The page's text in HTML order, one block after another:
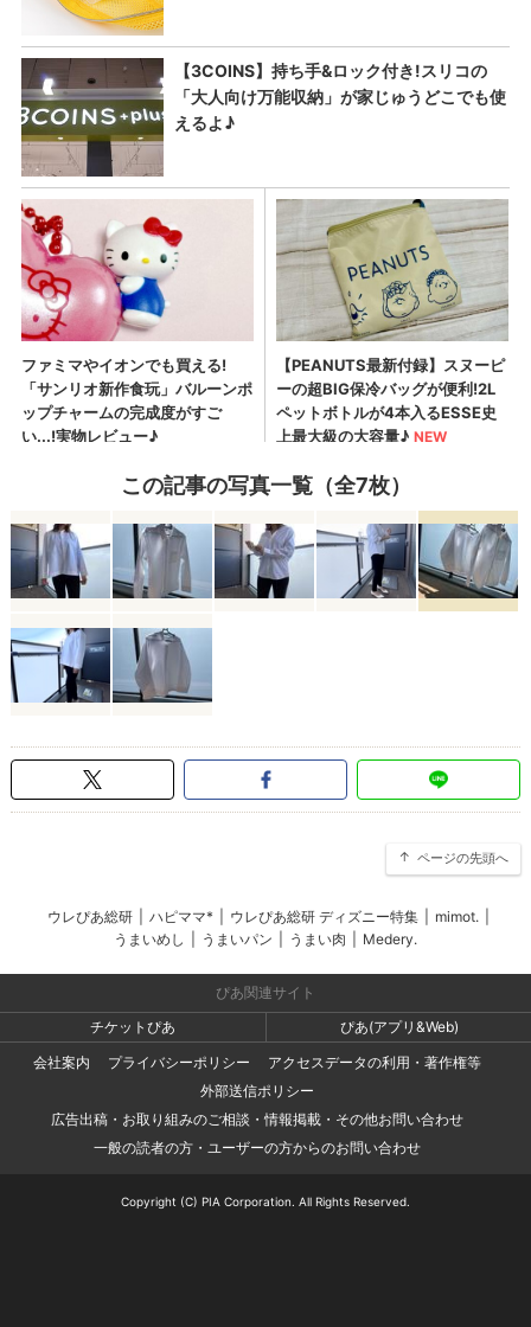
この記事の写真一覧（全7枚）
ページの先頭へ
ウレぴあ総研 ハピママ* ウレぴあ総研 ディズニー特集 mimot.
うまいめし
うまいパン うまい肉 Medery.
ぴあ関連サイト
チケットぴあ
ぴあ(アプリ&Web)
会社案内
プライバシーポリシー
アクセスデータの利用・著作権等
外部送信ポリシー
広告出稿・お取り組みのご相談・情報掲載・その他お問い合わせ
一般の読者の方・ユーザーの方からのお問い合わせ
Copyright (C) PIA Corporation. All Rights Reserved.